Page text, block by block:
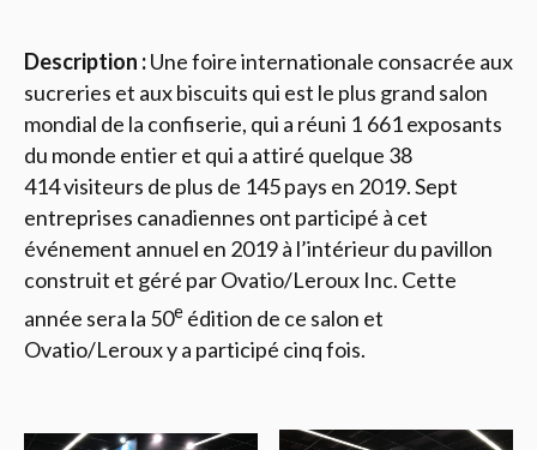
Description :Une foire internationale consacrée aux
sucreries et aux biscuits qui est le plus grand salon
mondial de la confiserie, qui a réuni 1 661 exposants
du monde entier et qui a attiré quelque 38
414 visiteurs de plus de 145 pays en 2019. Sept
entreprises canadiennes ont participé à cet
événement annuel en 2019 à l’intérieur du pavillon
construit et géré par Ovatio/Leroux Inc. Cette
année sera la 50e édition de ce salon et
Ovatio/Leroux y a participé cinq fois.